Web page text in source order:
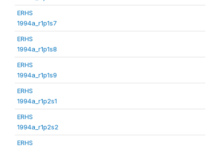
ERHS
1994a_r1p1s7
ERHS
1994a_r1p1s8
ERHS
1994a_r1p1s9
ERHS
1994a_r1p2s1
ERHS
1994a_r1p2s2
ERHS